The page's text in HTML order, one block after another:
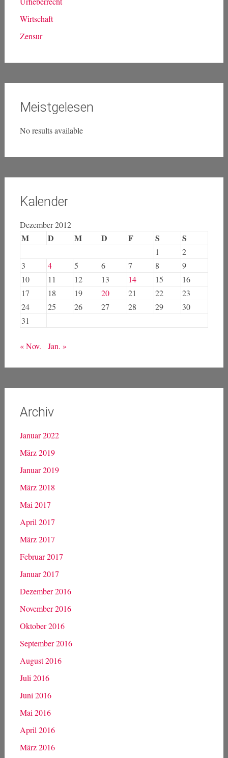
Wirtschaft
Zensur
Meistgelesen
No results available
Kalender
Dezember 2012
M D M D F S S
1
2
3
4 5 6 7 8
9
10
11 12 13 14 15
16
17
18 19 20 21 22
23
24
25 26 27 28 29
30
31
« Nov. Jan. »
Archiv
Januar 2022
März 2019
Januar 2019
März 2018
Mai 2017
April 2017
März 2017
Februar 2017
Januar 2017
Dezember 2016
November 2016
Oktober 2016
September 2016
August 2016
Juli 2016
Juni 2016
Mai 2016
April 2016
März 2016